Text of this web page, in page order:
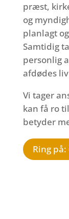
præst,
og
planlagt
Samtidig
personlig
afdødes
Vi tager
kan få ro
betyder
Ring på: